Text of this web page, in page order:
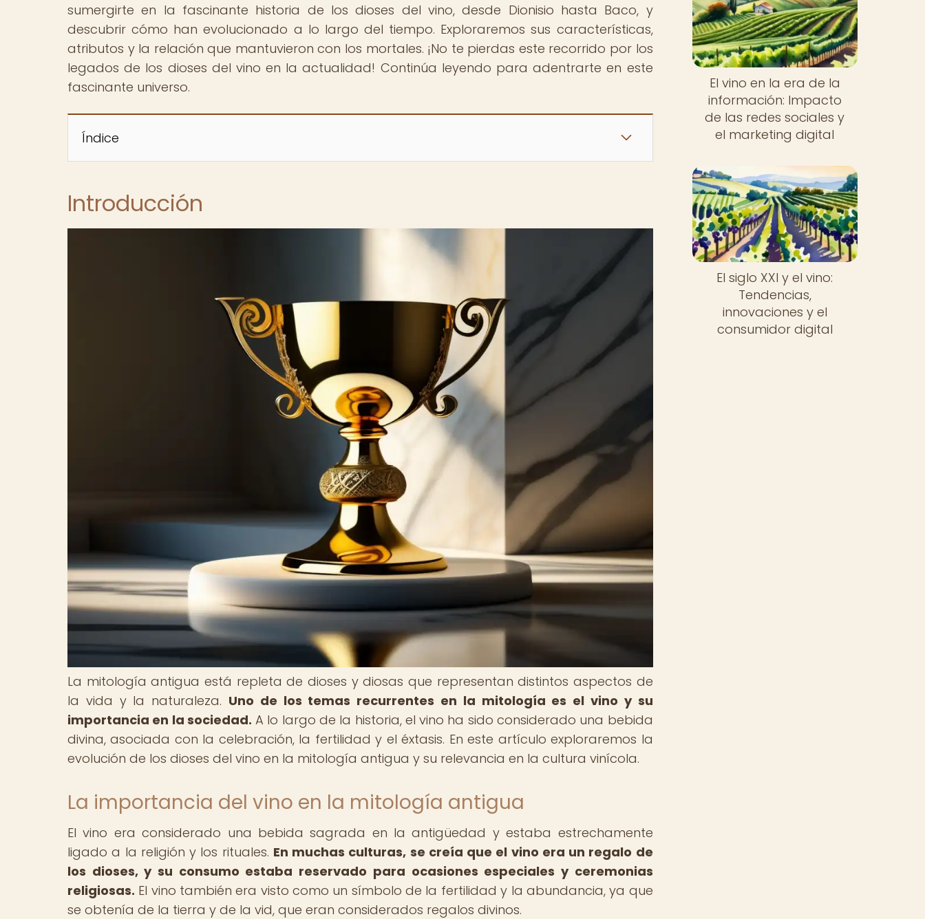
sumergirte en la fascinante historia de los dioses del vino, desde Dionisio hasta Baco, y
descubrir cómo han evolucionado a lo largo del tiempo. Exploraremos sus características,
atributos y la relación que mantuvieron con los mortales. ¡No te pierdas este recorrido por los
legados de los dioses del vino en la actualidad! Continúa leyendo para adentrarte en este
fascinante universo.
Índice
Introducción
La mitología antigua está repleta de dioses y diosas que representan distintos aspectos de
la vida y la naturaleza. Uno de los temas recurrentes en la mitología es el vino y su
importancia en la sociedad. A lo largo de la historia, el vino ha sido considerado una bebida
divina, asociada con la celebración, la fertilidad y el éxtasis. En este artículo exploraremos la
evolución de los dioses del vino en la mitología antigua y su relevancia en la cultura vinícola.
La importancia del vino en la mitología antigua
El vino era considerado una bebida sagrada en la antigüedad y estaba estrechamente
ligado a la religión y los rituales. En muchas culturas, se creía que el vino era un regalo de
los dioses, y su consumo estaba reservado para ocasiones especiales y ceremonias
religiosas. El vino también era visto como un símbolo de la fertilidad y la abundancia, ya que
se obtenía de la tierra y de la vid, que eran considerados regalos divinos.
El vino en la era de la
información: Impacto
de las redes sociales y
el marketing digital
El siglo XXI y el vino:
Tendencias,
innovaciones y el
consumidor digital